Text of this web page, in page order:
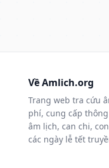
Về Amlich.org
Trang web tra cứu
phí, cung cấp
âm lịch, can chi,
các ngày lễ tết